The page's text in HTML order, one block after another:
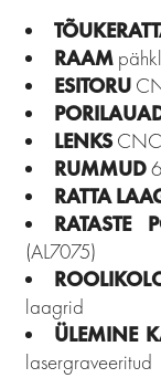
RAAM
ESITORU
LENKS
RUMMUD
RATTA
RATASTE
(AL7075)
laagrid
ÜLEMINE
lasergraveeritud